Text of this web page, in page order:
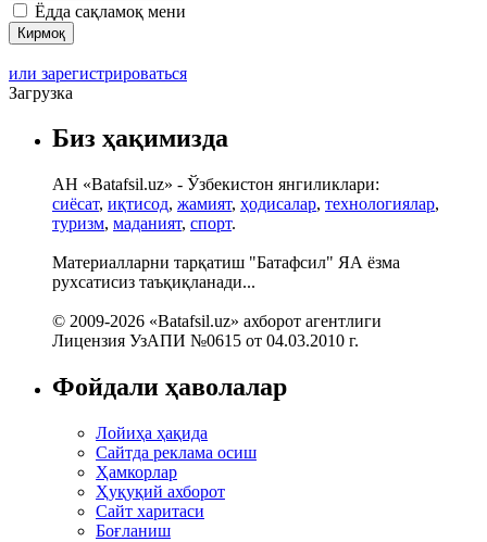
Ёдда сақламоқ мени
или зарегистрироваться
Загрузка
Биз ҳақимизда
АН «Batafsil.uz» - Ўзбекистон янгиликлари:
сиёсат, иқтисод, жамият, ҳодисалар, технологиялар,
туризм, маданият, спорт.
Материалларни тарқатиш "Батафсил" ЯА ёзма
рухсатисиз таъқиқланади...
© 2009-2026 «Batafsil.uz» ахборот агентлиги
Лицензия УзАПИ №0615 от 04.03.2010 г.
Фойдали ҳаволалар
Лойиҳа ҳақида
Сайтда реклама осиш
Ҳамкорлар
Ҳуқуқий ахборот
Сайт харитаси
Боғланиш